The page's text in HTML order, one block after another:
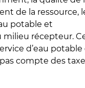
de la ressource,
potable et
milieu récepteur.
d’eau potable
compte des